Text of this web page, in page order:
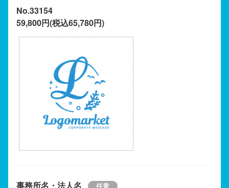
No.33154
59,800円(税込65,780円)
事務所名・法人名